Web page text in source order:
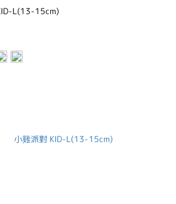
L(13-15cm)